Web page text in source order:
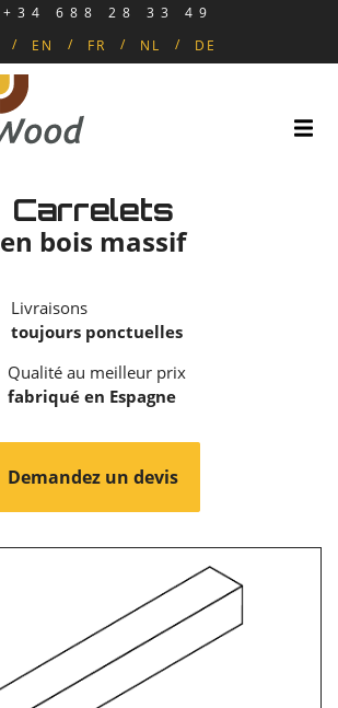
+34 688 28 33 49
EN FR NL DE
Carrelets
en bois massif
Livraisons
toujours ponctuelles
Qualité au meilleur prix
fabriqué en Espagne
Demandez un devis